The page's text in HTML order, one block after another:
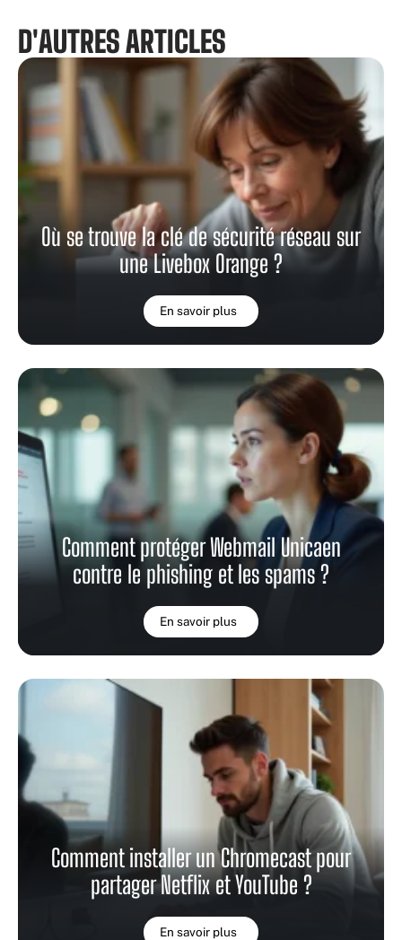
D'AUTRES ARTICLES
Où se trouve la clé de sécurité réseau sur
une Livebox Orange ?
En savoir plus
Comment protéger Webmail Unicaen
contre le phishing et les spams ?
En savoir plus
Comment installer un Chromecast pour
partager Netflix et YouTube ?
En savoir plus